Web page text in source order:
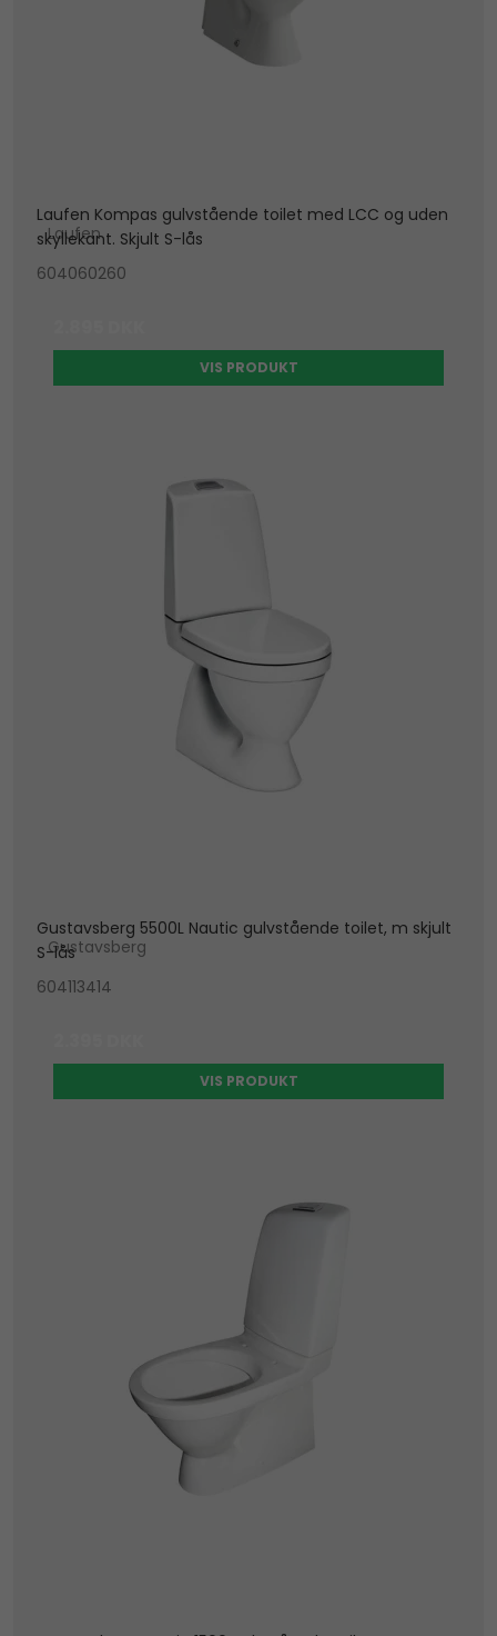
Laufen Kompas gulvstående toilet med LCC og uden
skyllekant. Skjult S-lås
Laufen
604060260
VIS PRODUKT
Gustavsberg 5500L Nautic gulvstående toilet, m skjult
S-lås
Gustavsberg
604113414
VIS PRODUKT